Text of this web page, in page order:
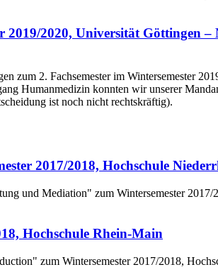
2019/2020, Universität
Humanmedizin konnten wir unserer
ist noch nicht rechtskräftig).
2017/2018, Hochschule
und Mediation" zum Wintersemester
Hochschule Rhein-Main
zum Wintersemester 2017/2018,